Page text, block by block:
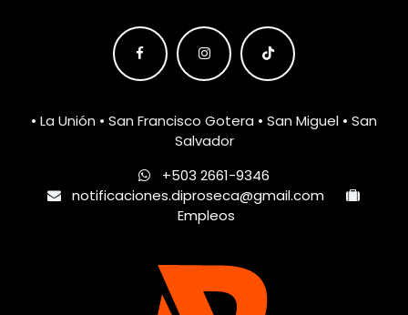
• La Unión • San Francisco Gotera • San Miguel • San
Salvador
+503 2661-9346
notificaciones.diproseca@gmail.com
Empleos